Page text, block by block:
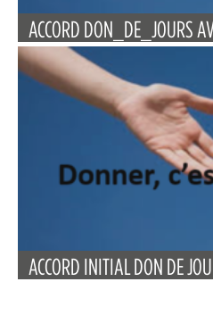
ACCORD DON_DE_JOURS
ACCORD INITIAL DON DE